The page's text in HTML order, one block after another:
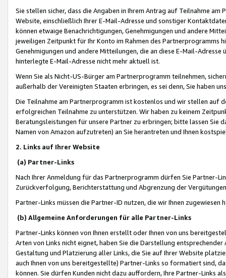
Sie stellen sicher, dass die Angaben in Ihrem Antrag auf Teilnahme
Website, einschließlich Ihrer E-Mail-Adresse und sonstiger
können etwaige Benachrichtigungen, Genehmigungen und andere
jeweiligen Zeitpunkt für Ihr Konto im Rahmen des Partnerprogramms
Genehmigungen und andere Mitteilungen, die an diese E-Mail-
hinterlegte E-Mail-Adresse nicht mehr aktuell ist.
Wenn Sie als Nicht-US-Bürger am Partnerprogramm teilnehmen,
außerhalb der Vereinigten Staaten erbringen, es sei denn, Sie haben
Die Teilnahme am Partnerprogramm ist kostenlos und wir stellen auf
erfolgreichen Teilnahme zu unterstützen. Wir haben zu keinem
Beratungsleistungen für unsere Partner zu erbringen; bitte lassen Sie
Namen von Amazon aufzutreten) an Sie herantreten und Ihnen
2. Links auf Ihrer Website
(a) Partner-Links
Nach Ihrer Anmeldung für das Partnerprogramm dürfen Sie Partner-
Zurückverfolgung, Berichterstattung und Abgrenzung der
Partner-Links müssen die Partner-ID nutzen, die wir Ihnen zugewiesen
(b) Allgemeine Anforderungen für alle Partner-Links
Partner-Links können von Ihnen erstellt oder Ihnen von uns
Arten von Links nicht eignet, haben Sie die Darstellung
Gestaltung und Platzierung aller Links, die Sie auf Ihrer Website
auch Ihnen von uns bereitgestellte) Partner-Links so formatiert sind,
können. Sie dürfen Kunden nicht dazu auffordern, Ihre Partner-Links